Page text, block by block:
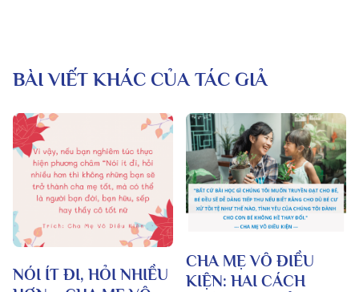
BÀI VIẾT KHÁC CỦA TÁC GIẢ
NÓI ÍT ĐI, HỎI NHIỀU
CHA MẸ VÔ ĐIỀU
KIỆN: HAI CÁCH